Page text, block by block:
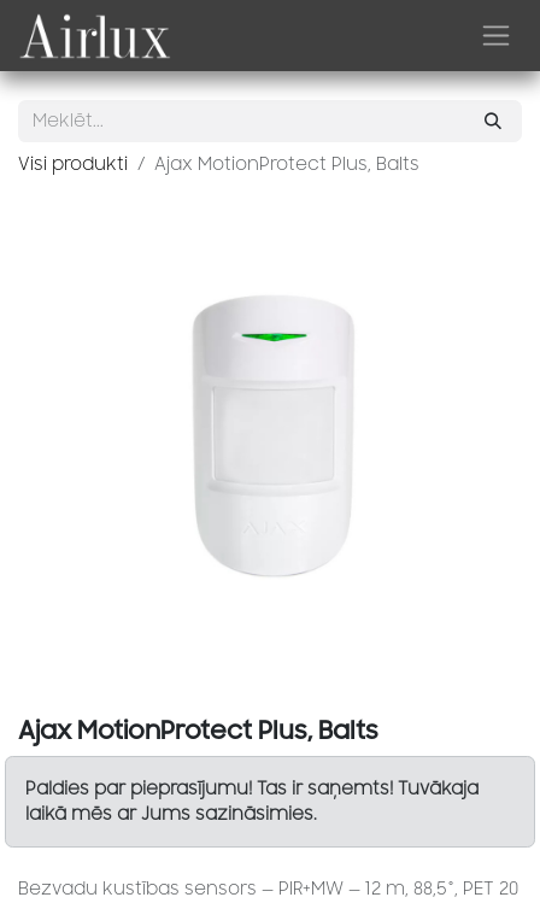
Skip to Content
Visi produkti Ajax MotionProtect Plus, Balts
Ajax MotionProtect Plus, Balts
Paldies par pieprasījumu! Tas ir saņemts! Tuvākaja
laikā mēs ar Jums sazināsimies.
Bezvadu kustības sensors — PIR+MW — 12 m, 88,5°, PET 20